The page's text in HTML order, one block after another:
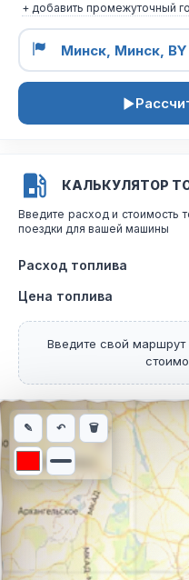
+ добавить промежуточный
КАЛЬКУЛЯТОР
Введите расход и стоимость
поездки для вашей машины
Расход топлива
Цена топлива
Введите свой
Интерактивная карта
✎ ↶ 🗑